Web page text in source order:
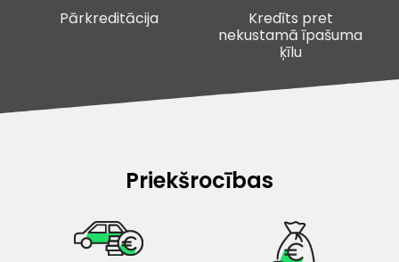
Pārkreditācija
Kredīts pret
nekustamā īpašuma
ķīlu
Priekšrocības